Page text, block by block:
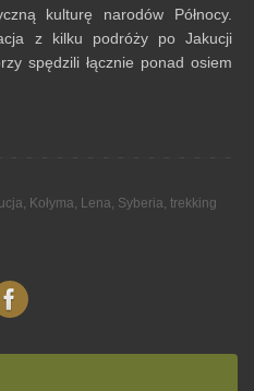
kulturę narodów Północy.
z kilku podróży po Jakucji
spędzili łącznie ponad osiem
, Kołyma, Lena, Syberia, trekking